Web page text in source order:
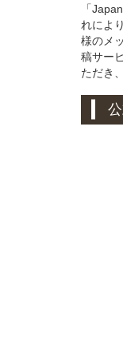
「
れによ
様のメ
稿サー
ただき